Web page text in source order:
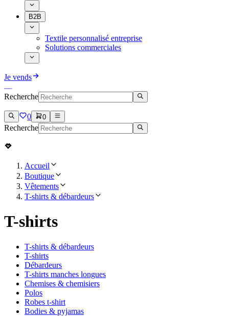
B2B
Textile personnalisé entreprise
Solutions commerciales
Je vends
Recherche
0 0
Recherche
Accueil
Boutique
Vêtements
T-shirts & débardeurs
T-shirts
T-shirts & débardeurs
T-shirts
Débardeurs
T-shirts manches longues
Chemises & chemisiers
Polos
Robes t-shirt
Bodies & pyjamas